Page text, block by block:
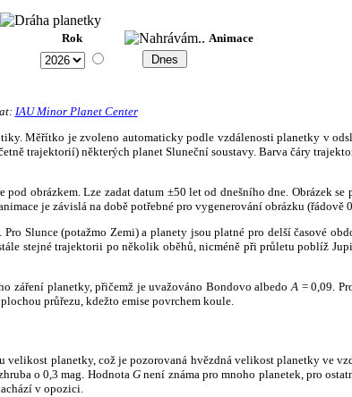
Rok Animace
IAU Minor Planet Center
Měřítko je zvoleno automaticky podle vzdálenosti planetky v
trajektorií) některých planet Sluneční soustavy. Barva čáry
obrázkem. Lze zadat datum ±50 let od dnešního dne. Obrázek
je závislá na době potřebné pro vygenerování obrázku (řádově
Slunce (potažmo Zemi) a planety jsou platné pro delší časové
stejné trajektorii po několik oběhů, nicméně při průletu poblíž
záření planetky, přičemž je uvažováno Bondovo albedo A = 0,09.
průřezu, kdežto emise povrchem koule.
velikost planetky, což je pozorovaná hvězdná velikost planetky ve
o 0,3 mag. HodnotaG není známa pro mnoho planetek, pro
v opozici.